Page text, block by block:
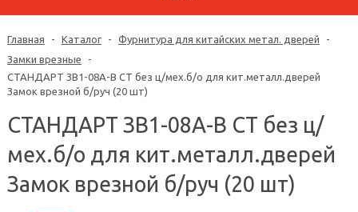
Главная - Каталог - Фурнитура для китайских метал. дверей
-
Замки врезные
-
СТАНДАРТ ЗВ1-08A-B СТ без ц/мех.б/о для кит.металл.дверей
Замок врезной б/руч (20 шт)
СТАНДАРТ ЗВ1-08A-B СТ без ц/
мех.б/о для кит.металл.дверей
Замок врезной б/руч (20 шт)